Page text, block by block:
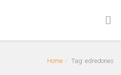
Home Tag: edredones